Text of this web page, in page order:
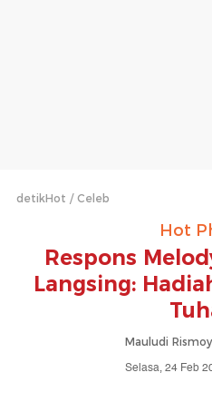
detikHot Celeb
Hot
Respons
Langsing:
Mauludi
Selasa, 24 Feb